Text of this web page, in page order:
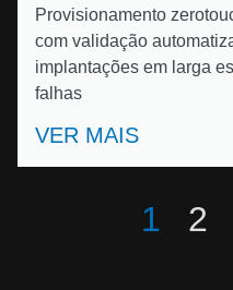
Provisionamento
com validação
implantações em larga
falhas
VER MAIS
1 2